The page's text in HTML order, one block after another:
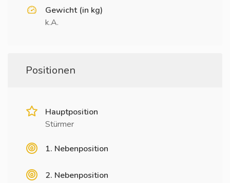
Gewicht (in kg)
k.A.
Positionen
Hauptposition
Stürmer
1. Nebenposition
2. Nebenposition